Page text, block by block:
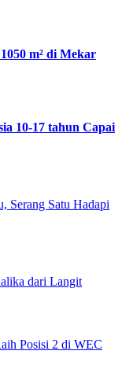
m² di Mekar
10-17 tahun Capai
Serang Satu Hadapi
dari Langit
Posisi 2 di WEC